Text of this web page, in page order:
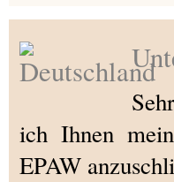
ich Ihnen
EPAW